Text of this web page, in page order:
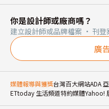
你是設計師或廠商嗎？
建立設計師或品牌檔案 · 刊
廣
媒體報導與獲獎台灣百大網站ADA
ETtoday 生活頻道特約媒體Yahoo!